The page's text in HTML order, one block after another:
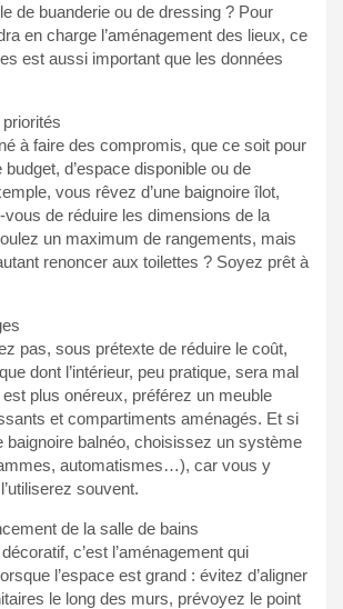
de buanderie ou de dressing ? Pour
en charge l’aménagement des lieux, ce
est aussi important que les données
à faire des compromis, que ce soit pour
d’espace disponible ou de
vous rêvez d’une baignoire îlot,
de réduire les dimensions de la
un maximum de rangements, mais
renoncer aux toilettes ? Soyez prêt à
pas, sous prétexte de réduire le coût,
dont l’intérieur, peu pratique, sera mal
est plus onéreux, préférez un meuble
et compartiments aménagés. Et si
baignoire balnéo, choisissez un système
automatismes…), car vous y
souvent.
de la salle de bains
c’est l’aménagement qui
l’espace est grand : évitez d’aligner
le long des murs, prévoyez le point